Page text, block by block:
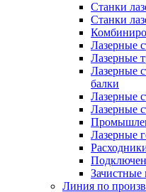
Станки
Станки
Лазерные
Лазерные
Лазерные
балки
Лазерные
Лазерные
Лазерные
Зачистные
Линия по